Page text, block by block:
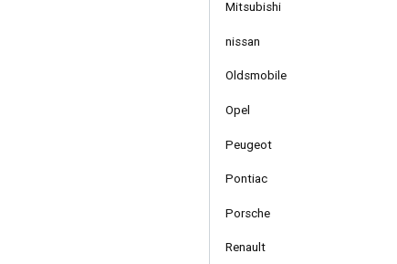
Mitsubishi
nissan
Oldsmobile
Opel
Peugeot
Pontiac
Porsche
Renault